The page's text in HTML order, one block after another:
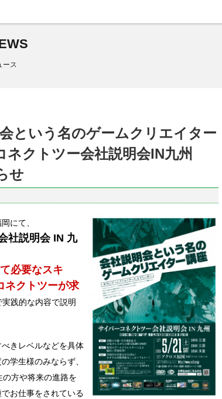
ース
という名のゲームクリエイター
ネクトツー会社説明会IN九州
せ
にて、
社説明会 IN 九
必要なスキ
ネクトツーが求
践的な内容で説明
きレベルなどを具体
学生様のみならず、
方や将来の進路を
お仕事をされている